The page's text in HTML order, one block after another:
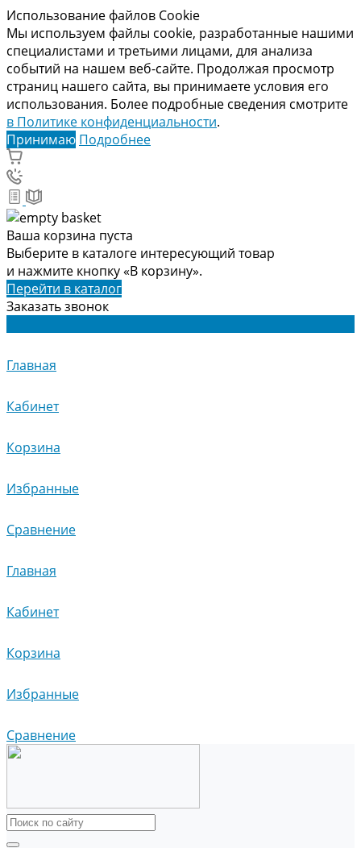
Использование файлов Cookie
Мы используем файлы cookie, разработанные нашими
специалистами и третьими лицами, для анализа
событий на нашем веб-сайте. Продолжая просмотр
страниц нашего сайта, вы принимаете условия его
использования. Более подробные сведения смотрите
в Политике конфиденциальности.
Принимаю Подробнее
Ваша корзина пуста
Выберите в каталоге интересующий товар
и нажмите кнопку «В корзину».
Перейти в каталог
Заказать звонок
Главная
Кабинет
Корзина
Избранные
Сравнение
Главная
Кабинет
Корзина
Избранные
Сравнение